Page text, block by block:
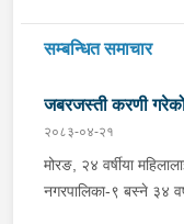
सम्बन्धित समाचार
जबरजस्ती करणी
२०८३-०४-२१
मोरङ, २४ वर्षीया
नगरपालिका-९ बस्ने ३४